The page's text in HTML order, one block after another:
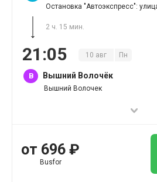
Остановка "Автоэкспресс":
2 ч. 15 мин.
21 :05 10 авг Пн
B Вышний Волочёк
Вышний Волочек
от 696 ₽
Busfor